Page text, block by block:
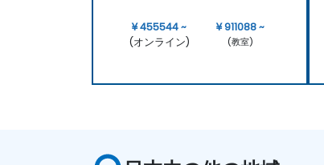
¥ 455544 ~
(オンライン)
¥ 911088 ~
(教室)